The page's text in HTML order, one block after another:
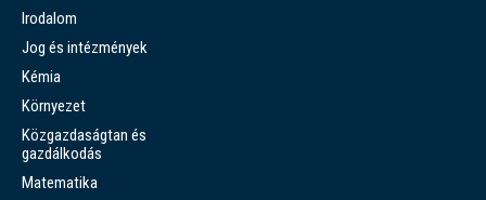
Irodalom
Jog és intézmények
Kémia
Környezet
Közgazdaságtan és
gazdálkodás
Matematika